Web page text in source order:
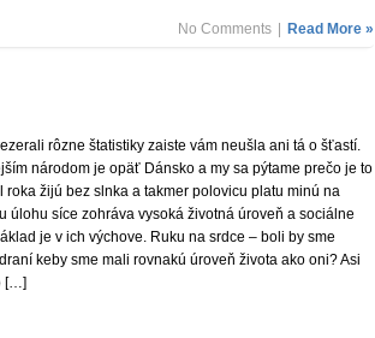
No Comments Read More »
rôzne štatistiky zaiste vám neušla ani tá o šťastí.
národom je opäť Dánsko a my sa pýtame prečo je to
roka žijú bez slnka a takmer polovicu platu minú na
úlohu síce zohráva vysoká životná úroveň a sociálne
je v ich výchove. Ruku na srdce – boli by sme
keby sme mali rovnakú úroveň života ako oni? Asi
[…]